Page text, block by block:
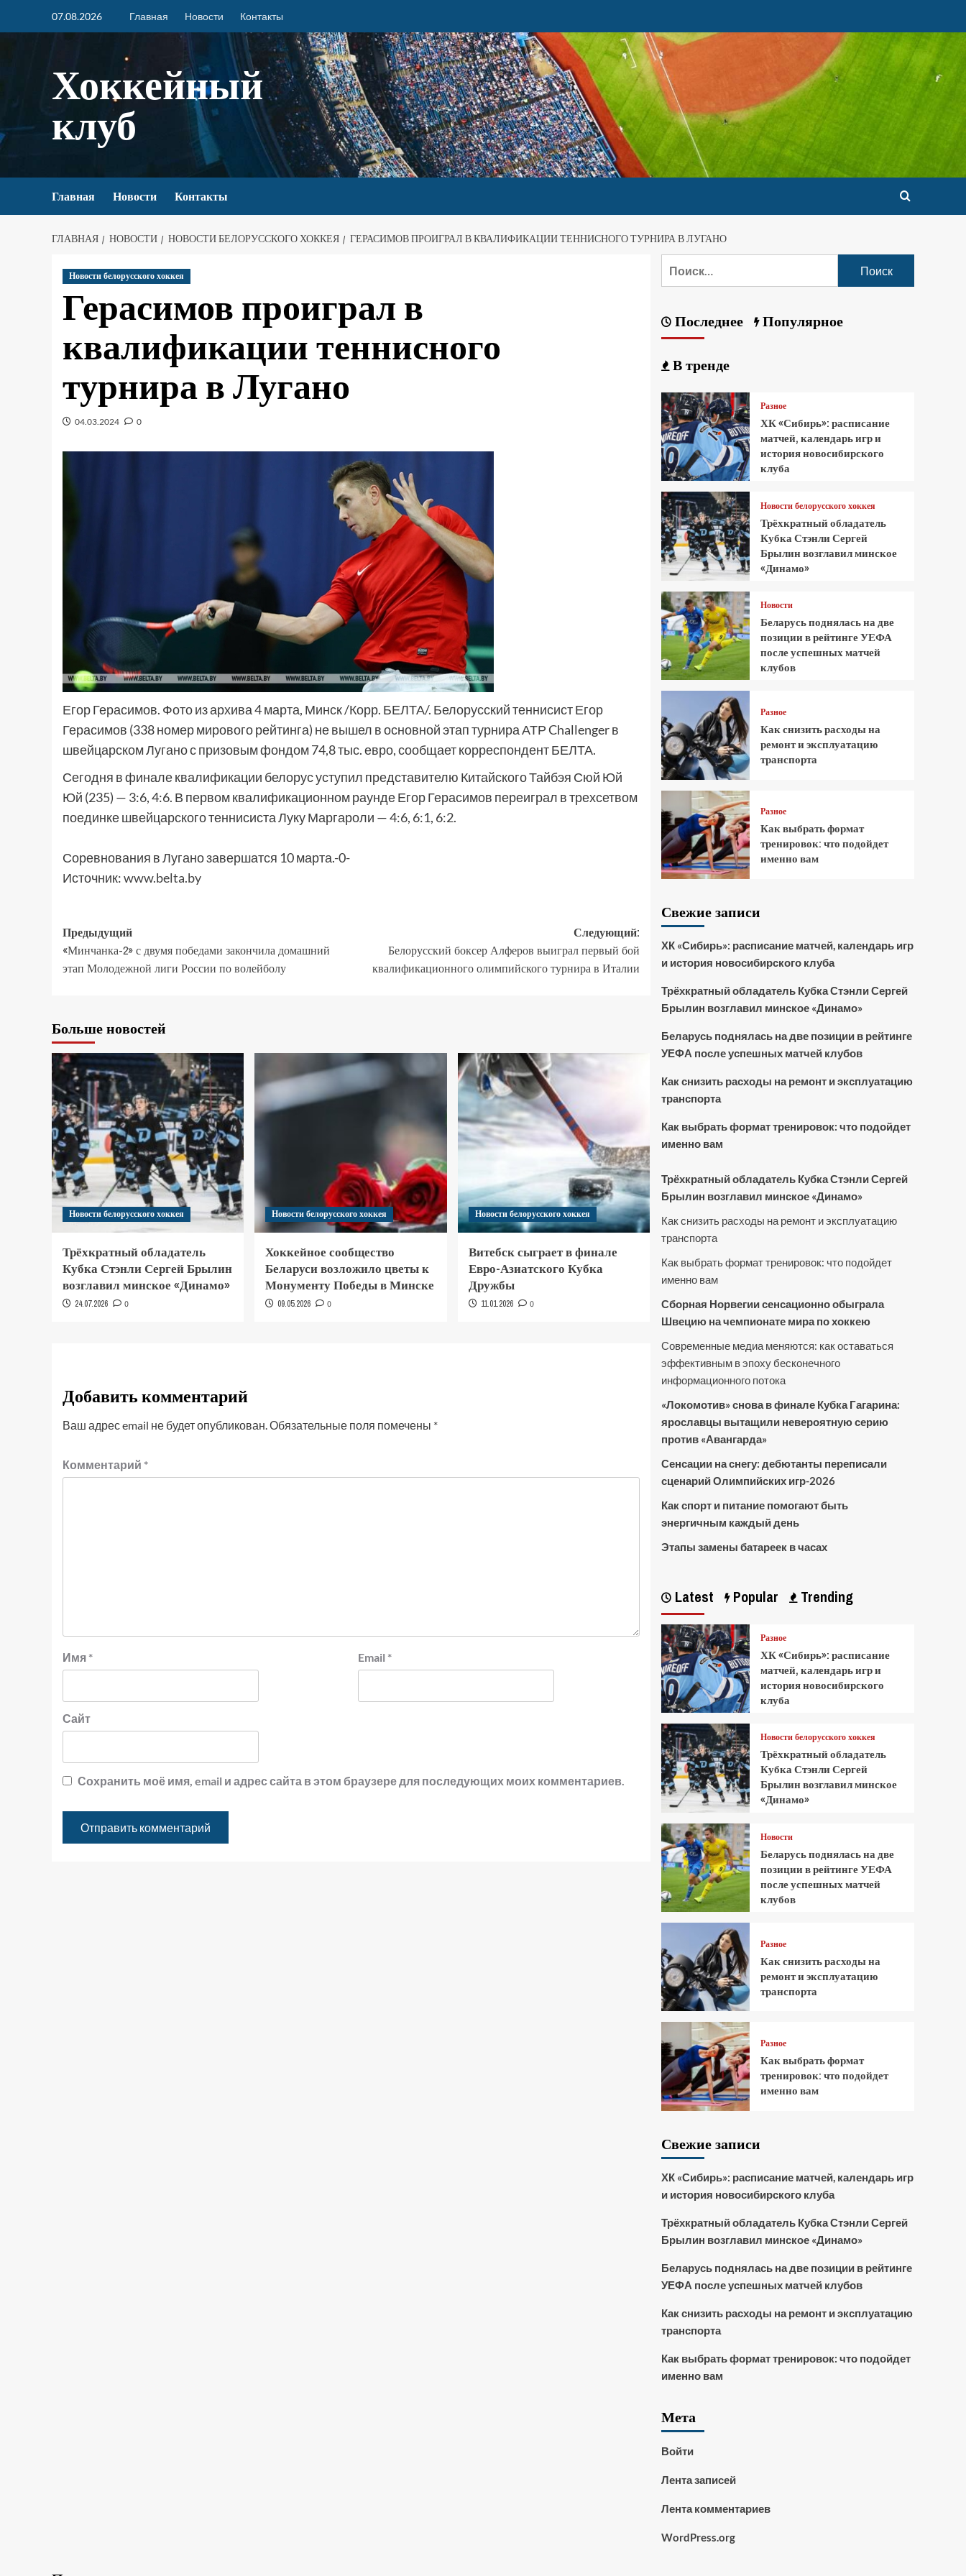
07.08.2026 Главная Новости Контакты
Хоккейный
клуб
Главная Новости Контакты
ГЛАВНАЯ НОВОСТИ НОВОСТИ БЕЛОРУССКОГО ХОККЕЯ ГЕРАСИМОВ ПРОИГРАЛ В КВАЛИФИКАЦИИ ТЕННИСНОГО ТУРНИРА В ЛУГАНО
Новости белорусского хоккея
Герасимов проиграл в
квалификации теннисного
турнира в Лугано
04.03.2024 0
Егор Герасимов. Фото из архива 4 марта, Минск /Корр. БЕЛТА/. Белорусский теннисист Егор
Герасимов (338 номер мирового рейтинга) не вышел в основной этап турнира АТР Challenger в
швейцарском Лугано с призовым фондом 74,8 тыс. евро, сообщает корреспондент БЕЛТА.
Сегодня в финале квалификации белорус уступил представителю Китайского Тайбэя Сюй Юй
Юй (235) — 3:6, 4:6. В первом квалификационном раунде Егор Герасимов переиграл в трехсетвом
поединке швейцарского теннисиста Луку Маргароли — 4:6, 6:1, 6:2.
Соревнования в Лугано завершатся 10 марта.-0-
Источник:www.belta.by
Предыдущий
«Минчанка-2» с двумя победами закончила домашний
этап Молодежной лиги России по волейболу
Следующий:
Белорусский боксер Алферов выиграл первый бой
квалификационного олимпийского турнира в Италии
Больше новостей
Новости белорусского хоккея
Трёхкратный обладатель
Кубка Стэнли Сергей Брылин
возглавил минское «Динамо»
24.07.2026 0
Новости белорусского хоккея
Хоккейное сообщество
Беларуси возложило цветы к
Монументу Победы в Минске
09.05.2026 0
Новости белорусского хоккея
Витебск сыграет в финале
Евро-Азиатского Кубка
Дружбы
11.01.2026 0
Добавить комментарий
Ваш адрес email не будет опубликован.Обязательные поля помечены *
Комментарий *
Имя * Email *
Сайт
Сохранить моё имя, email и адрес сайта в этом браузере для последующих моих комментариев.
Последнее Популярное
В тренде
Разное
ХК «Сибирь»: расписание
матчей, календарь игр и
история новосибирского
клуба
Новости белорусского хоккея
Трёхкратный обладатель
Кубка Стэнли Сергей
Брылин возглавил минское
«Динамо»
Новости
Беларусь поднялась на две
позиции в рейтинге УЕФА
после успешных матчей
клубов
Разное
Как снизить расходы на
ремонт и эксплуатацию
транспорта
Разное
Как выбрать формат
тренировок: что подойдет
именно вам
Свежие записи
ХК «Сибирь»: расписание матчей, календарь игр
и история новосибирского клуба
Трёхкратный обладатель Кубка Стэнли Сергей
Брылин возглавил минское «Динамо»
Беларусь поднялась на две позиции в рейтинге
УЕФА после успешных матчей клубов
Как снизить расходы на ремонт и эксплуатацию
транспорта
Как выбрать формат тренировок: что подойдет
именно вам
Трёхкратный обладатель Кубка Стэнли Сергей
Брылин возглавил минское «Динамо»
Как снизить расходы на ремонт и эксплуатацию
транспорта
Как выбрать формат тренировок: что подойдет
именно вам
Сборная Норвегии сенсационно обыграла
Швецию на чемпионате мира по хоккею
Современные медиа меняются: как оставаться
эффективным в эпоху бесконечного
информационного потока
«Локомотив» снова в финале Кубка Гагарина:
ярославцы вытащили невероятную серию
против «Авангарда»
Сенсации на снегу: дебютанты переписали
сценарий Олимпийских игр-2026
Как спорт и питание помогают быть
энергичным каждый день
Этапы замены батареек в часах
Latest Popular Trending
Разное
ХК «Сибирь»: расписание
матчей, календарь игр и
история новосибирского
клуба
Новости белорусского хоккея
Трёхкратный обладатель
Кубка Стэнли Сергей
Брылин возглавил минское
«Динамо»
Новости
Беларусь поднялась на две
позиции в рейтинге УЕФА
после успешных матчей
клубов
Разное
Как снизить расходы на
ремонт и эксплуатацию
транспорта
Разное
Как выбрать формат
тренировок: что подойдет
именно вам
Свежие записи
ХК «Сибирь»: расписание матчей, календарь игр
и история новосибирского клуба
Трёхкратный обладатель Кубка Стэнли Сергей
Брылин возглавил минское «Динамо»
Беларусь поднялась на две позиции в рейтинге
УЕФА после успешных матчей клубов
Как снизить расходы на ремонт и эксплуатацию
транспорта
Как выбрать формат тренировок: что подойдет
именно вам
Мета
Войти
Лента записей
Лента комментариев
WordPress.org